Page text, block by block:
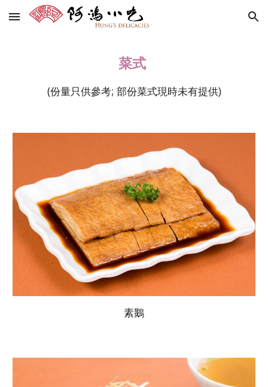
Skip to main content Skip to navigation
菜式
(份量只供參考; 部份菜式現時未有提供)
素鵝